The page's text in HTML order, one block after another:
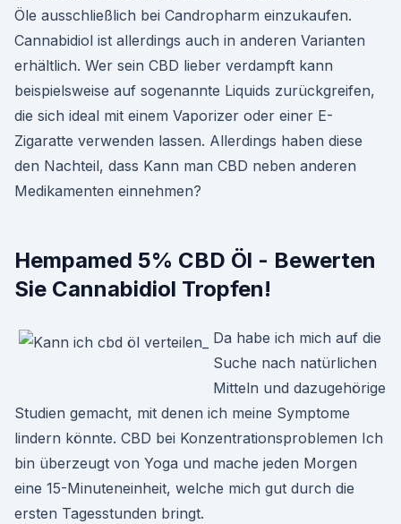
Öle ausschließlich bei Candropharm einzukaufen.
Cannabidiol ist allerdings auch in anderen Varianten
erhältlich. Wer sein CBD lieber verdampft kann
beispielsweise auf sogenannte Liquids zurückgreifen,
die sich ideal mit einem Vaporizer oder einer E-
Zigaratte verwenden lassen. Allerdings haben diese
den Nachteil, dass Kann man CBD neben anderen
Medikamenten einnehmen?
Hempamed 5% CBD Öl - Bewerten
Sie Cannabidiol Tropfen!
Da habe ich mich auf die
Suche nach natürlichen
Mitteln und dazugehörige
Studien gemacht, mit denen ich meine Symptome
lindern könnte. CBD bei Konzentrationsproblemen Ich
bin überzeugt von Yoga und mache jeden Morgen
eine 15-Minuteneinheit, welche mich gut durch die
ersten Tagesstunden bringt.